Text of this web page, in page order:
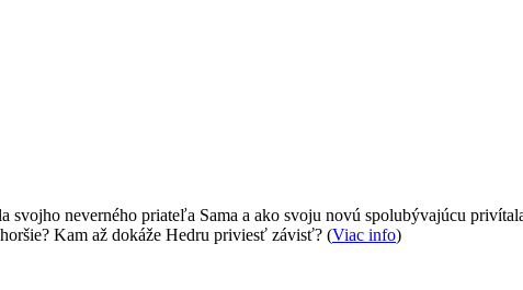
neverného priateľa Sama a ako svoju novú spolubývajúcu
Kam až dokáže Hedru priviesť závisť? (Viac info)